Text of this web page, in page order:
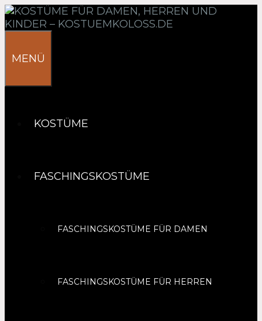
Springe
zum
MENÜ
KOSTÜME
FASCHINGSKOSTÜME
FASCHINGSKOSTÜME FÜR DAMEN
FASCHINGSKOSTÜME FÜR HERREN